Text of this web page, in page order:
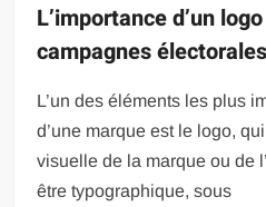
L’importance d’un
campagnes électorales
L’un des éléments les plus
d’une marque est le logo,
visuelle de la marque ou de
être typographique, sous